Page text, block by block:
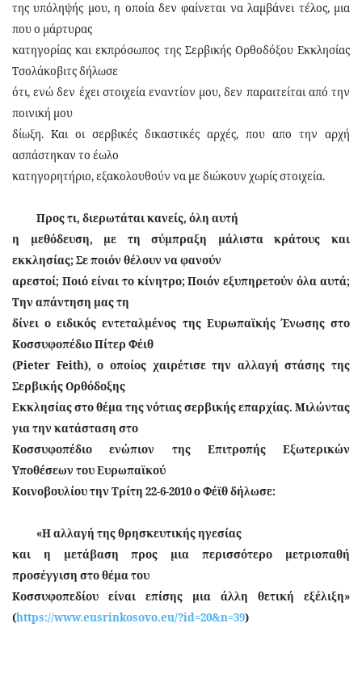
της υπόληψής μου, η οποία δεν φαίνεται να λαμβάνει τέλος, μια
που ο μάρτυρας
κατηγορίας και εκπρόσωπος της Σερβικής Ορθοδόξου Εκκλησίας
Τσολάκοβιτς δήλωσε
ότι, ενώ δεν έχει στοιχεία εναντίον μου, δεν παραιτείται από την
ποινική μου
δίωξη. Και οι σερβικές δικαστικές αρχές, που απο την αρχή
ασπάστηκαν το έωλο
κατηγορητήριο, εξακολουθούν να με διώκουν χωρίς στοιχεία.
Προς τι, διερωτάται κανείς, όλη αυτή
η μεθόδευση, με τη σύμπραξη μάλιστα κράτους και
εκκλησίας; Σε ποιόν θέλουν να φανούν
αρεστοί; Ποιό είναι το κίνητρο; Ποιόν εξυπηρετούν όλα αυτά;
Την απάντηση μας τη
δίνει ο ειδικός εντεταλμένος της Ευρωπαϊκής Ένωσης στο
Κοσσυφοπέδιο Πίτερ Φέιθ
(Pieter Feith), ο οποίος χαιρέτισε την αλλαγή στάσης της
Σερβικής Ορθόδοξης
Εκκλησίας στο θέμα της νότιας σερβικής επαρχίας. Μιλώντας
για την κατάσταση στο
Κοσσυφοπέδιο ενώπιον της Επιτροπής Εξωτερικών
Υποθέσεων του Ευρωπαϊκού
Κοινοβουλίου την Τρίτη 22-6-2010 ο Φέϊθ δήλωσε:
«Η αλλαγή της θρησκευτικής ηγεσίας
και η μετάβαση προς μια περισσότερο μετριοπαθή
προσέγγιση στο θέμα του
Κοσσυφοπεδίου είναι επίσης μια άλλη θετική εξέλιξη»
(https://www.eusrinkosovo.eu/?id=20&n=39)